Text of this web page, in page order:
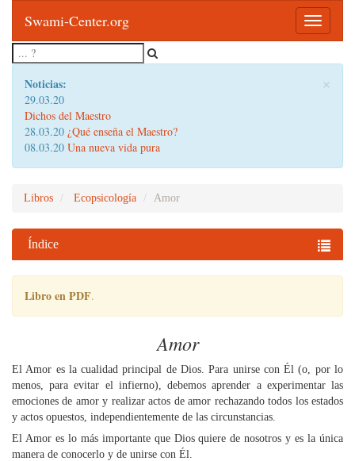
Toggle
Swami-Center.org
×
Noticias:
29.03.20
Dichos del Maestro
28.03.20 ¿Qué enseña el Maestro?
08.03.20 Una nueva vida pura
Libros Ecopsicología Amor
Índice
Libro en PDF.
Amor
El Amor es la cualidad principal de Dios. Para unirse con Él (o, por lo
menos, para evitar el infierno), debemos aprender a experimentar las
emociones de amor y realizar actos de amor rechazando todos los estados
y actos opuestos, independientemente de las circunstancias.
El Amor es lo más importante que Dios quiere de nosotros y es la única
manera de conocerlo y de unirse con Él.